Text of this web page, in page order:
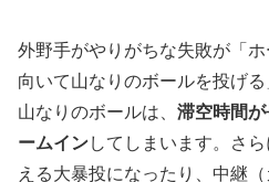
外野手がやりがちな失敗が「
向いて山なりのボールを投げる
山なりのボールは、 滞空時間
ームインしてしまいます。さ
える大暴投になったり、中継